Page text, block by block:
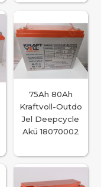
75Ah 80Ah
Kraftvoll-Outdo
Jel Deepcycle
Akü 18070002